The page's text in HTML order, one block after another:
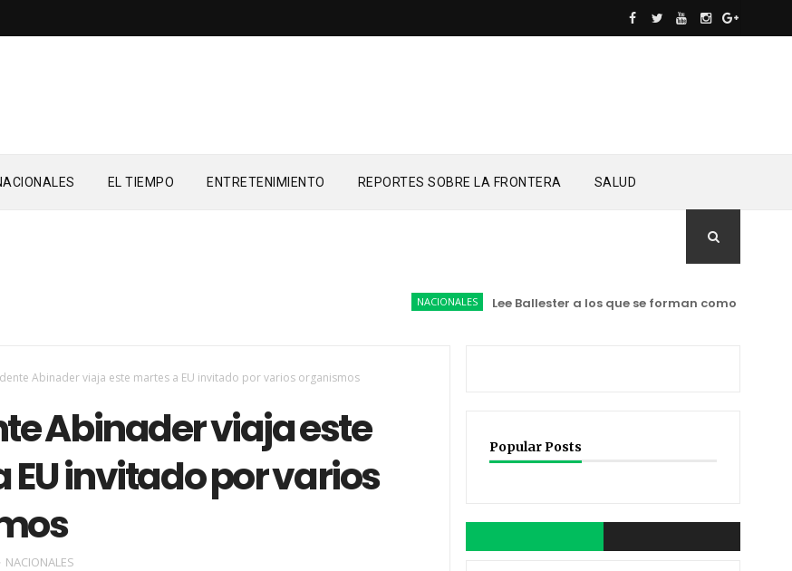
EL TIEMPO ENTRETENIMIENTO REPORTES SOBRE LA FRONTERA SALUD
NACIONALES Lee Ballester a los que se forman como agentes
Abinader viaja este martes a EU invitado por varios organismos
Abinader viaja este
EU invitado por varios
NACIONALES
Popular Posts